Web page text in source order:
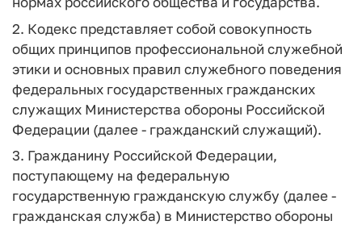
2. Кодекс представляет собой совокупность
общих принципов профессиональной служебной
этики и основных правил служебного поведения
федеральных государственных гражданских
служащих Министерства обороны Российской
Федерации (далее - гражданский служащий).
3. Гражданину Российской Федерации,
поступающему на федеральную
государственную гражданскую службу (далее -
гражданская служба) в Министерство обороны